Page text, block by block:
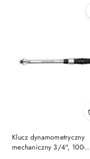
Klucz dynamometryczny
mechaniczny 3/4", 100-